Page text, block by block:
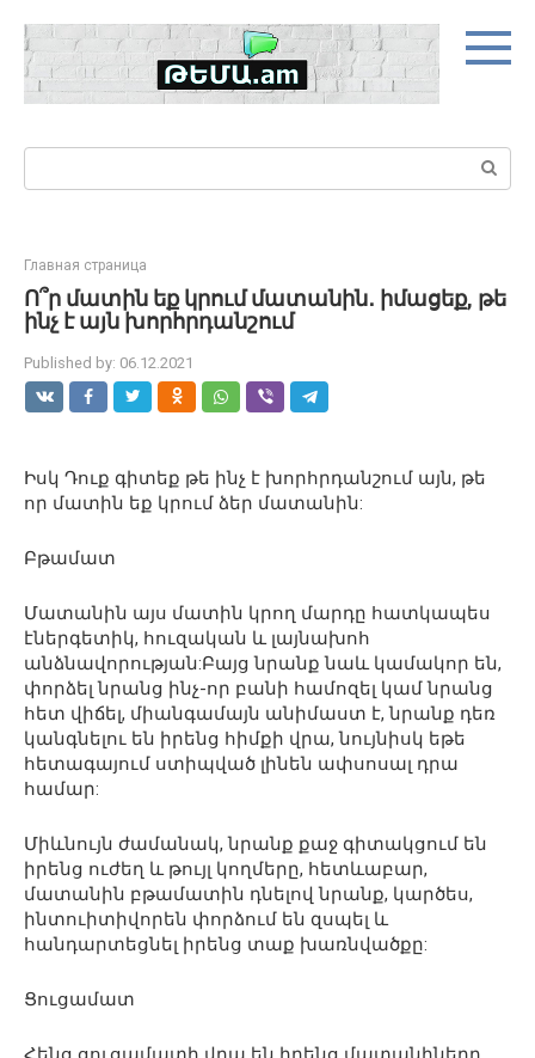
content
Search:
Главная страница
Ո՞ր մատին եք կրում մատանին․ իմացեք, թե
ինչ է այն խորհրդանշում
Published by: 06.12.2021
Իսկ Դուք գիտեք թե ինչ է խորհրդանշում այն, թե
որ մատին եք կրում ձեր մատանին:
Բթամատ
Մատանին այս մատին կրող մարդը հատկապես
էներգետիկ, հուզական և լայնախոհ
անձնավորության:Բայց նրանք նաև կամակոր են,
փորձել նրանց ինչ-որ բանի համոզել կամ նրանց
հետ վիճել, միանգամայն անիմաստ է, նրանք դեռ
կանգնելու են իրենց հիմքի վրա, նույնիսկ եթե
հետագայում ստիպված լինեն ափսոսալ դրա
համար:
Միևնույն ժամանակ, նրանք քաջ գիտակցում են
իրենց ուժեղ և թույլ կողմերը, հետևաբար,
մատանին բթամատին դնելով նրանք, կարծես,
ինտուիտիվորեն փորձում են զսպել և
հանդարտեցնել իրենց տաք խառնվածքը:
Ցուցամատ